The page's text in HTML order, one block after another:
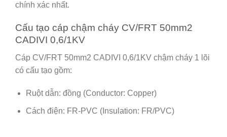
chính xác nhất.
Cấu tạo cáp chậm cháy CV/FRT 50mm2
CADIVI 0,6/1KV
Cáp CV/FRT 50mm2 CADIVI 0,6/1KV chậm cháy 1 lõi
có cấu tạo gồm:
Ruột dẫn: đồng (Conductor: Copper)
Cách điện: FR-PVC (Insulation: FR/PVC)